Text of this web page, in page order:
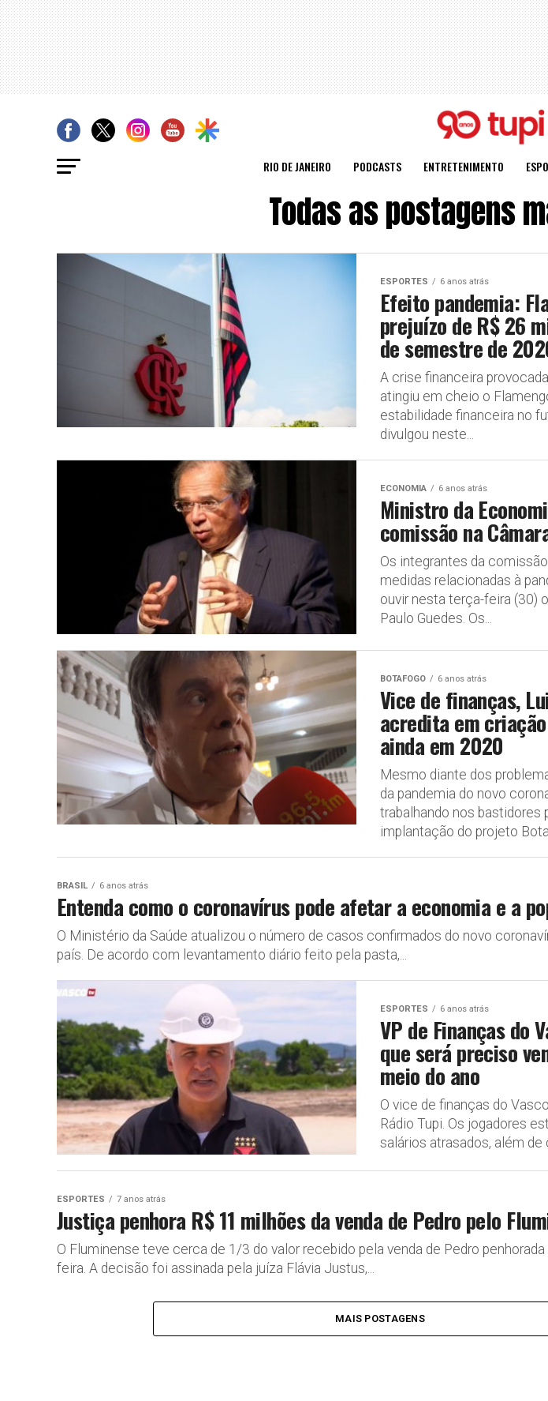
RIO DE JANEIRO PODCASTS ENTRETENIMENTO
Todas as postagens
ESPORTES 6 anos atrás
Efeito pandemia:
prejuízo de R$ 26
de semestre de
A crise financeira
atingiu em cheio o
estabilidade financeira no
divulgou neste...
ECONOMIA 6 anos atrás
Ministro da
comissão na
Os integrantes da
medidas relacionadas à
ouvir nesta terça-feira (30)
Paulo Guedes. Os...
BOTAFOGO 6 anos atrás
Vice de finanças,
acredita em
ainda em 2020
Mesmo diante dos
da pandemia do novo
trabalhando nos bastidores
implantação do projeto
BRASIL 6 anos atrás
Entenda como o coronavírus pode afetar a economia e a
O Ministério da Saúde atualizou o número de casos confirmados do novo
país. De acordo com levantamento diário feito pela pasta,...
ESPORTES 6 anos atrás
VP de Finanças do
que será preciso
meio do ano
O vice de finanças do
Rádio Tupi. Os jogadores
salários atrasados, além de
ESPORTES 7 anos atrás
Justiça penhora R$ 11 milhões da venda de Pedro pelo
O Fluminense teve cerca de 1/3 do valor recebido pela venda de Pedro
feira. A decisão foi assinada pela juíza Flávia Justus,...
MAIS POSTAGENS